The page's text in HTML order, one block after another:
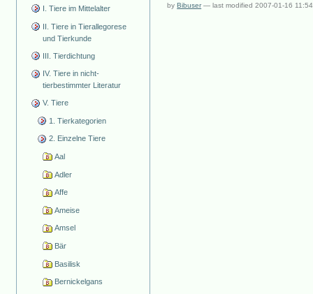
I. Tiere im Mittelalter
II. Tiere in Tierallegorese
und Tierkunde
III. Tierdichtung
IV. Tiere in nicht-
tierbestimmter Literatur
V. Tiere
1. Tierkategorien
2. Einzelne Tiere
Aal
Adler
Affe
Ameise
Amsel
Bär
Basilisk
Bernickelgans
byBibuser —last modified2007-01-16 11:54